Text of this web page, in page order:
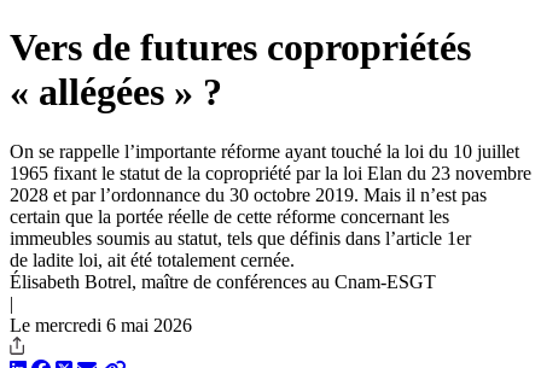
Vers de futures copropriétés
« allégées » ?
On se rappelle l’importante réforme ayant touché la loi du 10 juillet
1965 fixant le statut de la copropriété par la loi Elan du 23 novembre
2028 et par l’ordonnance du 30 octobre 2019. Mais il n’est pas
certain que la portée réelle de cette réforme concernant les
immeubles soumis au statut, tels que définis dans l’article 1er
de ladite loi, ait été totalement cernée.
Élisabeth Botrel, maître de conférences au Cnam-ESGT
|
Le mercredi 6 mai 2026